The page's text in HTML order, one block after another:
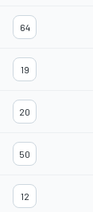
64
19
20
50
12